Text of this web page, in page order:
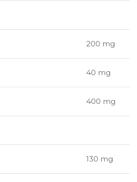
200 mg
40 mg
400 mg
130 mg